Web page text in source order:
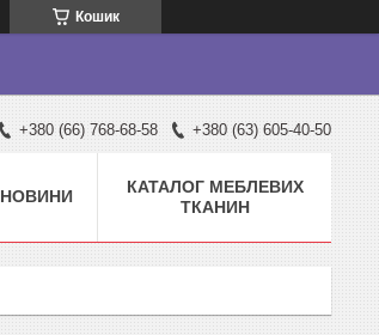
Кошик
+380 (66) 768-68-58 +380 (63) 605-40-50
НОВИНИ
КАТАЛОГ МЕБЛЕВИХ
ТКАНИН